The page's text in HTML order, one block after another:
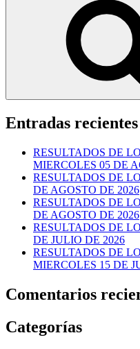
Entradas recientes
RESULTADOS DE
MIERCOLES 05 DE
RESULTADOS DE
DE AGOSTO DE 2026
RESULTADOS DE
DE AGOSTO DE 2026
RESULTADOS DE
DE JULIO DE 2026
RESULTADOS DE
MIERCOLES 15 DE
Comentarios
Categorías